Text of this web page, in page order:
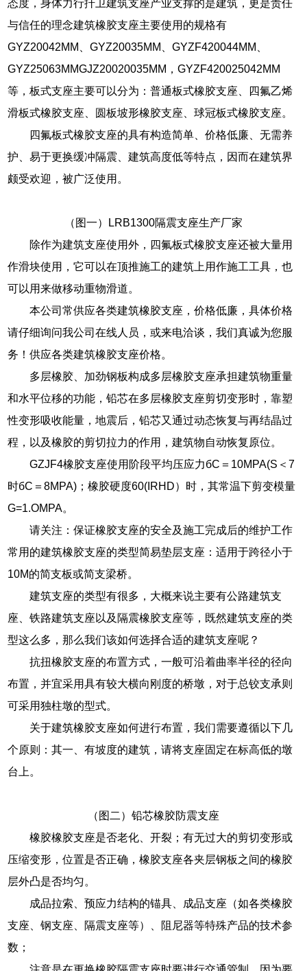
态度，身体力行扞卫建筑支座产业支撑的是建筑，更是责任
与信任的理念建筑橡胶支座主要使用的规格有
GYZ20042MM、GYZ20035MM、GYZF420044MM、
GYZ25063MMGJZ20020035MM，GYZF420025042MM
等，板式支座主要可以分为：普通板式橡胶支座、四氟乙烯
滑板式橡胶支座、圆板坡形橡胶支座、球冠板式橡胶支座。
四氟板式橡胶支座的具有构造简单、价格低廉、无需养
护、易于更换缓冲隔震、建筑高度低等特点，因而在建筑界
颇受欢迎，被广泛使用。
（图一）LRB1300隔震支座生产厂家
除作为建筑支座使用外，四氟板式橡胶支座还被大量用
作滑块使用，它可以在顶推施工的建筑上用作施工工具，也
可以用来做移动重物滑道。
本公司常供应各类建筑橡胶支座，价格低廉，具体价格
请仔细询问我公司在线人员，或来电洽谈，我们真诚为您服
务！供应各类建筑橡胶支座价格。
多层橡胶、加劲钢板构成多层橡胶支座承担建筑物重量
和水平位移的功能，铅芯在多层橡胶支座剪切变形时，靠塑
性变形吸收能量，地震后，铅芯又通过动态恢复与再结晶过
程，以及橡胶的剪切拉力的作用，建筑物自动恢复原位。
GZJF4橡胶支座使用阶段平均压应力бC＝10MPA(S＜7
时бC＝8MPA)；橡胶硬度60(IRHD）时，其常温下剪变模量
G=1.OMPA。
请关注：保证橡胶支座的安全及施工完成后的维护工作
常用的建筑橡胶支座的类型简易垫层支座：适用于跨径小于
10M的简支板或简支梁桥。
建筑支座的类型有很多，大概来说主要有公路建筑支
座、铁路建筑支座以及隔震橡胶支座等，既然建筑支座的类
型这么多，那么我们该如何选择合适的建筑支座呢？
抗扭橡胶支座的布置方式，一般可沿着曲率半径的径向
布置，并宜采用具有较大横向刚度的桥墩，对于总铰支承则
可采用独柱墩的型式。
关于建筑橡胶支座如何进行布置，我们需要遵循以下几
个原则：其一、有坡度的建筑，请将支座固定在标高低的墩
台上。
（图二）铅芯橡胶防震支座
橡胶橡胶支座是否老化、开裂；有无过大的剪切变形或
压缩变形，位置是否正确，橡胶支座各夹层钢板之间的橡胶
层外凸是否均匀。
成品拉索、预应力结构的锚具、成品支座（如各类橡胶
支座、钢支座、隔震支座等）、阻尼器等特殊产品的技术参
数；